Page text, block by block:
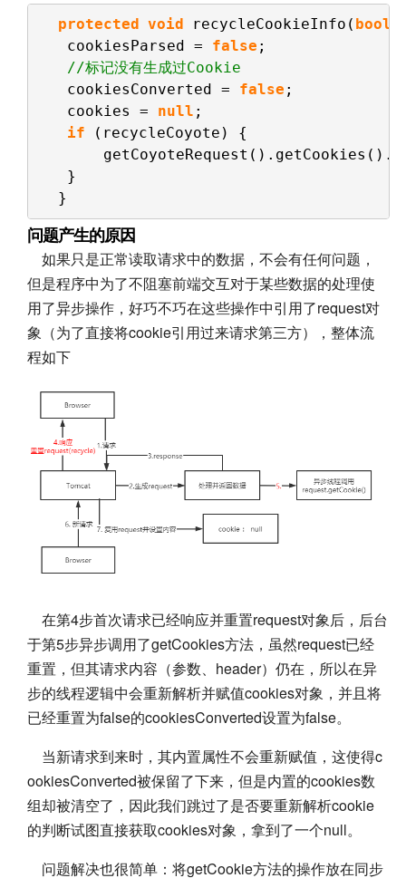
protected void recycleCookieInfo(
cookiesParsed = false ;
//标记没有生成过Cookie
cookiesConverted = false ;
cookies = null ;
if
(recycleCoyote) {
}
}
问题产生的原因
如果只是正常读取请求中的数据，不会有任何问题，
但是程序中为了不阻塞前端交互对于某些数据的处理使
用了异步操作，好巧不巧在这些操作中引用了request对
象（为了直接将cookie引用过来请求第三方），整体流
程如下
在第4步首次请求已经响应并重置request对象后，后台
于第5步异步调用了getCookies方法，虽然request已经
重置，但其请求内容（参数、header）仍在，所以在异
步的线程逻辑中会重新解析并赋值cookies对象，并且将
已经重置为false的cookiesConverted设置为false。
当新请求到来时，其内置属性不会重新赋值，这使得c
ookiesConverted被保留了下来，但是内置的cookies数
组却被清空了，因此我们跳过了是否要重新解析cookie
的判断试图直接获取cookies对象，拿到了一个null。
问题解决也很简单：将getCookie方法的操作放在同步